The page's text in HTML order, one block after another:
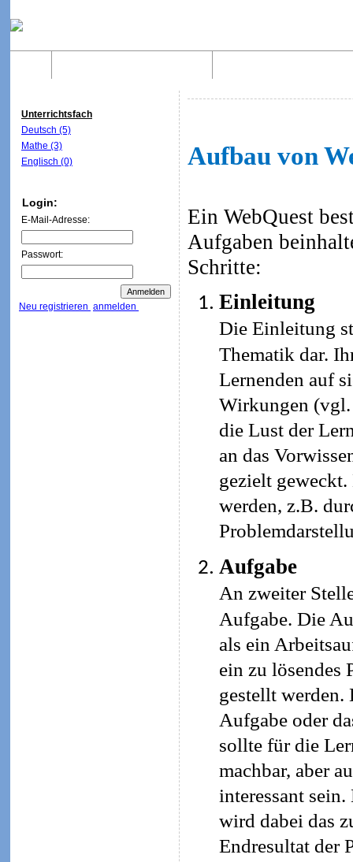
Unterrichtsfach
Deutsch (5)
Mathe (3)
Englisch (0)
Login:
E-Mail-Adresse:
Passwort:
Neu registrieren anmelden
Aufbau von
Ein WebQuest
Aufgaben
Schritte:
Einleitung
Die Einleitung
Thematik dar.
Lernenden auf
Wirkungen (vgl.
die Lust der
an das
gezielt
werden, z.B.
Aufgabe
An zweiter
Aufgabe. Die
als ein
ein zu lösendes
gestellt werden.
Aufgabe oder
sollte für die
machbar, aber
interessant sein.
wird dabei das
Endresultat der